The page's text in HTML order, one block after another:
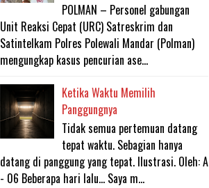
POLMAN – Personel gabungan
Unit Reaksi Cepat (URC) Satreskrim dan
Satintelkam Polres Polewali Mandar (Polman)
mengungkap kasus pencurian ase...
Ketika Waktu Memilih
Panggungnya
Tidak semua pertemuan datang
tepat waktu. Sebagian hanya
datang di panggung yang tepat. Ilustrasi. Oleh: A
- 06 Beberapa hari lalu... Saya m...